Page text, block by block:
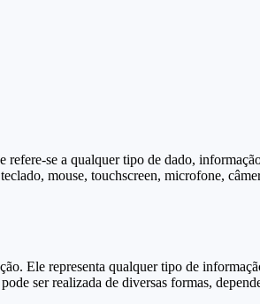
se a qualquer tipo de dado,
mouse, touchscreen, microfone,
Ele representa qualquer tipo de
ser realizada de diversas formas,